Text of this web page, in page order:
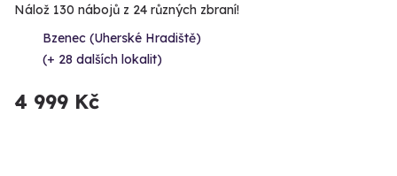
Nálož 130 nábojů z 24 různých zbraní!
Bzenec (Uherské Hradiště)
(+ 28 dalších lokalit)
4 999 Kč